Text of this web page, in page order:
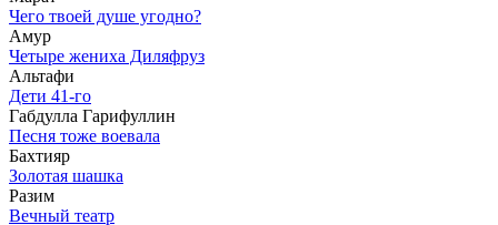
Чего твоей душе угодно?
Амур
Четыре жениха Диляфруз
Альтафи
Дети 41-го
Габдулла Гарифуллин
Песня тоже воевала
Бахтияр
Золотая шашка
Разим
Вечный театр